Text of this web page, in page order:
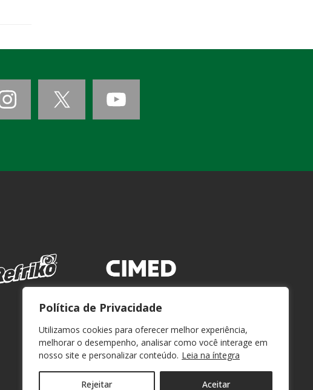
Política de Privacidade
Utilizamos cookies para oferecer melhor experiência,
melhorar o desempenho, analisar como você interage em
nosso site e personalizar conteúdo. Leia na íntegra
Rejeitar Aceitar